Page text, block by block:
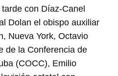
con Díaz-Canel
Dolan el obispo auxiliar
Nueva York, Octavio
de la Conferencia de
(COCC), Emilio